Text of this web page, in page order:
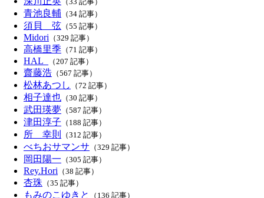
青池良輔 （34 記事）
須貝 弦 （55 記事）
Midori （329 記事）
高橋里季 （71 記事）
HAL_ （207 記事）
齋藤浩 （567 記事）
松林あつし （72 記事）
相子達也 （30 記事）
武田瑛夢 （587 記事）
津田淳子 （188 記事）
所 幸則 （312 記事）
べちおサマンサ （329 記事）
岡田陽一 （305 記事）
Rey.Hori （38 記事）
杏珠 （35 記事）
もみのこゆきと （136 記事）